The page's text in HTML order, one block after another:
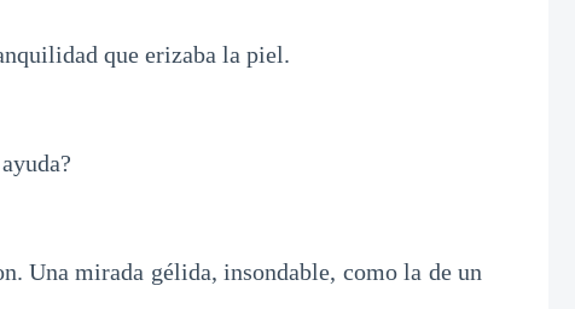
que erizaba la piel.
Una mirada gélida, insondable, como la de un